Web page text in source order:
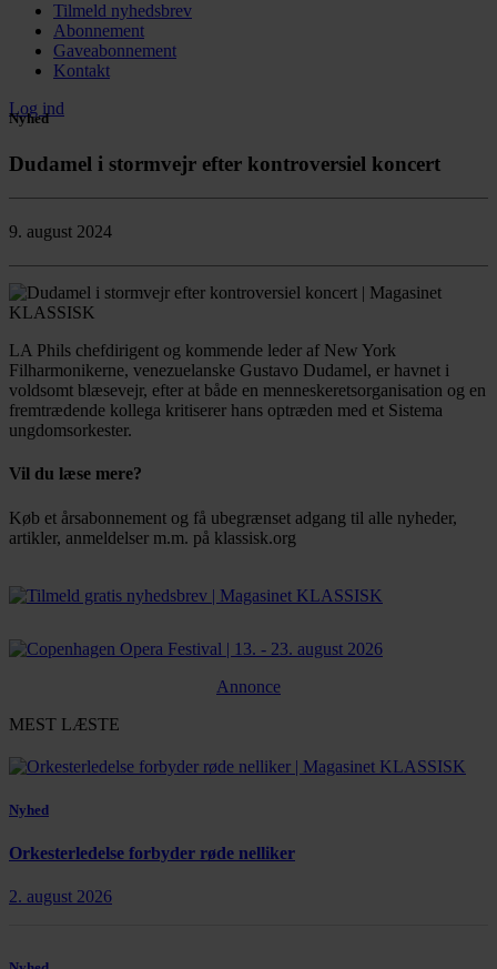
Tilmeld nyhedsbrev
Abonnement
Gaveabonnement
Kontakt
Log ind
Nyhed
Dudamel i stormvejr efter kontroversiel koncert
9. august 2024
LA Phils chefdirigent og kommende leder af New York
Filharmonikerne, venezuelanske Gustavo Dudamel, er havnet i
voldsomt blæsevejr, efter at både en menneskeretsorganisation og en
fremtrædende kollega kritiserer hans optræden med et Sistema
ungdomsorkester.
Vil du læse mere?
Køb et årsabonnement og få ubegrænset adgang til alle nyheder,
artikler, anmeldelser m.m. på klassisk.org
Annonce
MEST LÆSTE
Nyhed
Orkesterledelse forbyder røde nelliker
2. august 2026